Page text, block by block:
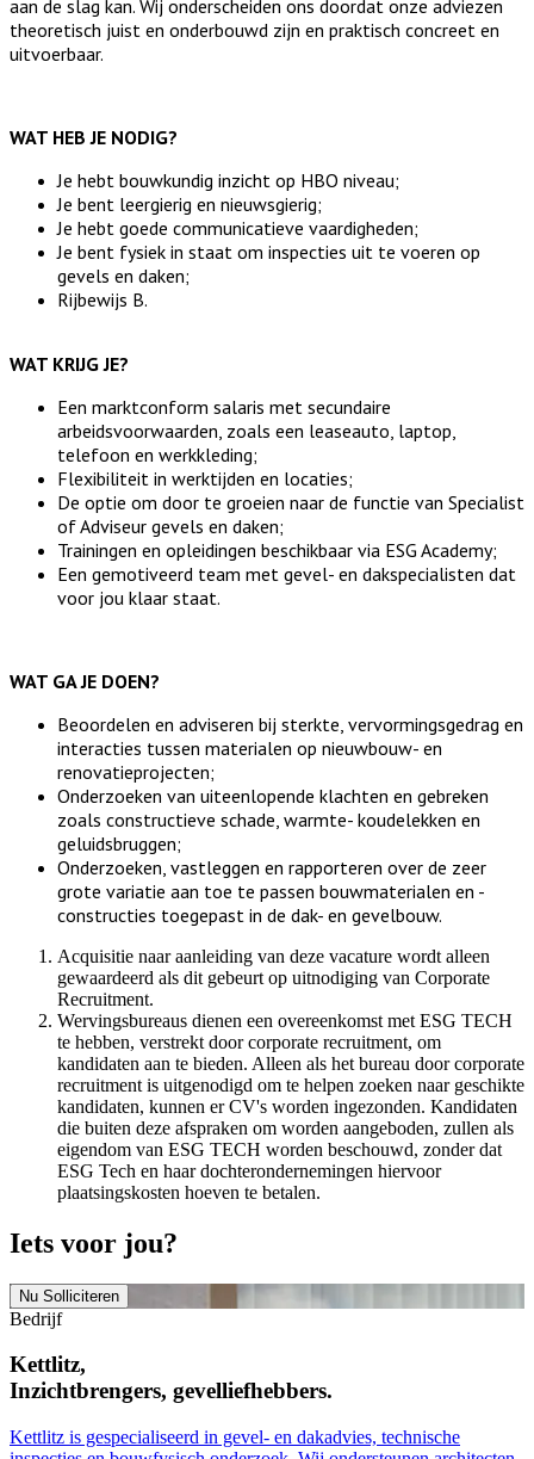
aan de slag kan. Wij onderscheiden ons doordat onze adviezen
theoretisch juist en onderbouwd zijn en praktisch concreet en
uitvoerbaar.
WAT HEB JE NODIG?
Je hebt bouwkundig inzicht op HBO niveau;
Je bent leergierig en nieuwsgierig;
Je hebt goede communicatieve vaardigheden;
Je bent fysiek in staat om inspecties uit te voeren op
gevels en daken;
Rijbewijs B.
WAT KRIJG JE?
Een marktconform salaris met secundaire
arbeidsvoorwaarden, zoals een leaseauto, laptop,
telefoon en werkkleding;
Flexibiliteit in werktijden en locaties;
De optie om door te groeien naar de functie van Specialist
of Adviseur gevels en daken;
Trainingen en opleidingen beschikbaar via ESG Academy;
Een gemotiveerd team met gevel- en dakspecialisten dat
voor jou klaar staat.
WAT GA JE DOEN?
Beoordelen en adviseren bij sterkte, vervormingsgedrag en
interacties tussen materialen op nieuwbouw- en
renovatieprojecten;
Onderzoeken van uiteenlopende klachten en gebreken
zoals constructieve schade, warmte- koudelekken en
geluidsbruggen;
Onderzoeken, vastleggen en rapporteren over de zeer
grote variatie aan toe te passen bouwmaterialen en -
constructies toegepast in de dak- en gevelbouw.
Acquisitie naar aanleiding van deze vacature wordt alleen
gewaardeerd als dit gebeurt op uitnodiging van Corporate
Recruitment.
Wervingsbureaus dienen een overeenkomst met ESG TECH
te hebben, verstrekt door corporate recruitment, om
kandidaten aan te bieden. Alleen als het bureau door corporate
recruitment is uitgenodigd om te helpen zoeken naar geschikte
kandidaten, kunnen er CV's worden ingezonden. Kandidaten
die buiten deze afspraken om worden aangeboden, zullen als
eigendom van ESG TECH worden beschouwd, zonder dat
ESG Tech en haar dochterondernemingen hiervoor
plaatsingskosten hoeven te betalen.
Iets voor jou?
Nu Solliciteren
Bedrijf
Kettlitz,
Inzichtbrengers, gevelliefhebbers.
Kettlitz is gespecialiseerd in gevel- en dakadvies, technische